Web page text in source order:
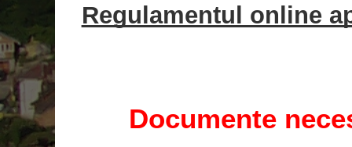
Regulamentul online
Documente